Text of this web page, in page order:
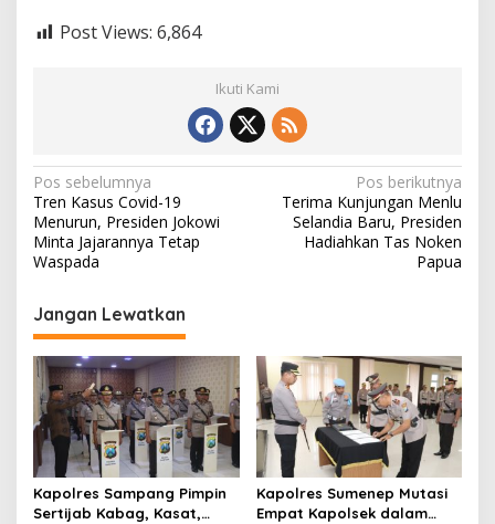
Post Views: 6,864
Ikuti Kami
N
a
v
i
g
a
s
i
p
o
s
Pos sebelumnya
Tren Kasus Covid-19
Menurun, Presiden Jokowi
Minta Jajarannya Tetap
Waspada
Pos berikutnya
Terima Kunjungan Menlu
Selandia Baru, Presiden
Hadiahkan Tas Noken
Papua
Jangan Lewatkan
Kapolres Sampang Pimpin
Sertijab Kabag, Kasat,
Kapolres Sumenep Mutasi
Empat Kapolsek dalam